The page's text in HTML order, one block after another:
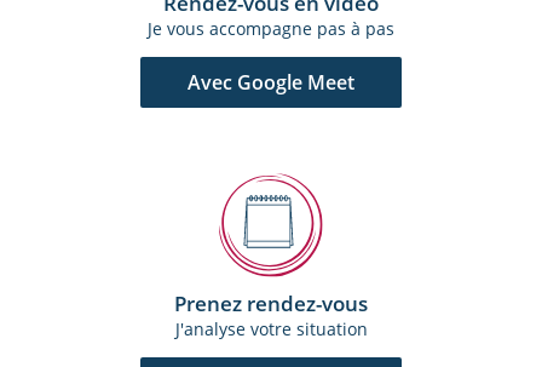
Prenez rendez-vous
J'analyse votre situation
Je vous accompagne pas à pas
Avec Google Meet